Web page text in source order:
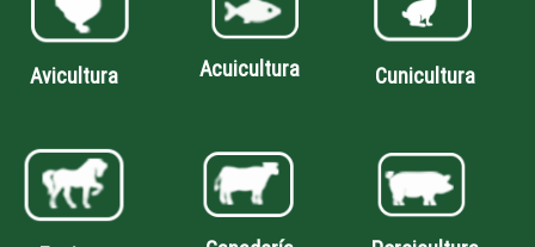
Avicultura Acuicultura Cunicultura